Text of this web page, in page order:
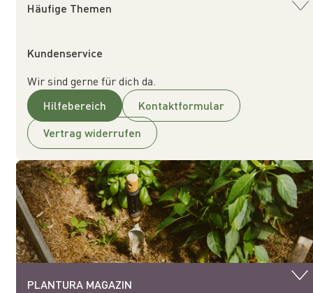
Häufige Themen
Kundenservice
Wir sind gerne für dich da.
Hilfebereich
Kontaktformular
Vertrag widerrufen
PLANTURA MAGAZIN